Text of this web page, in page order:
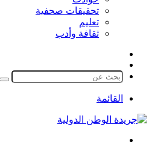
تحقيقات صحفية
تعليم
ثقافة وأدب
المظلم
القائمة